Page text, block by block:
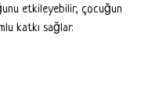
etkileyebilir, çocuğun
katkı sağlar.